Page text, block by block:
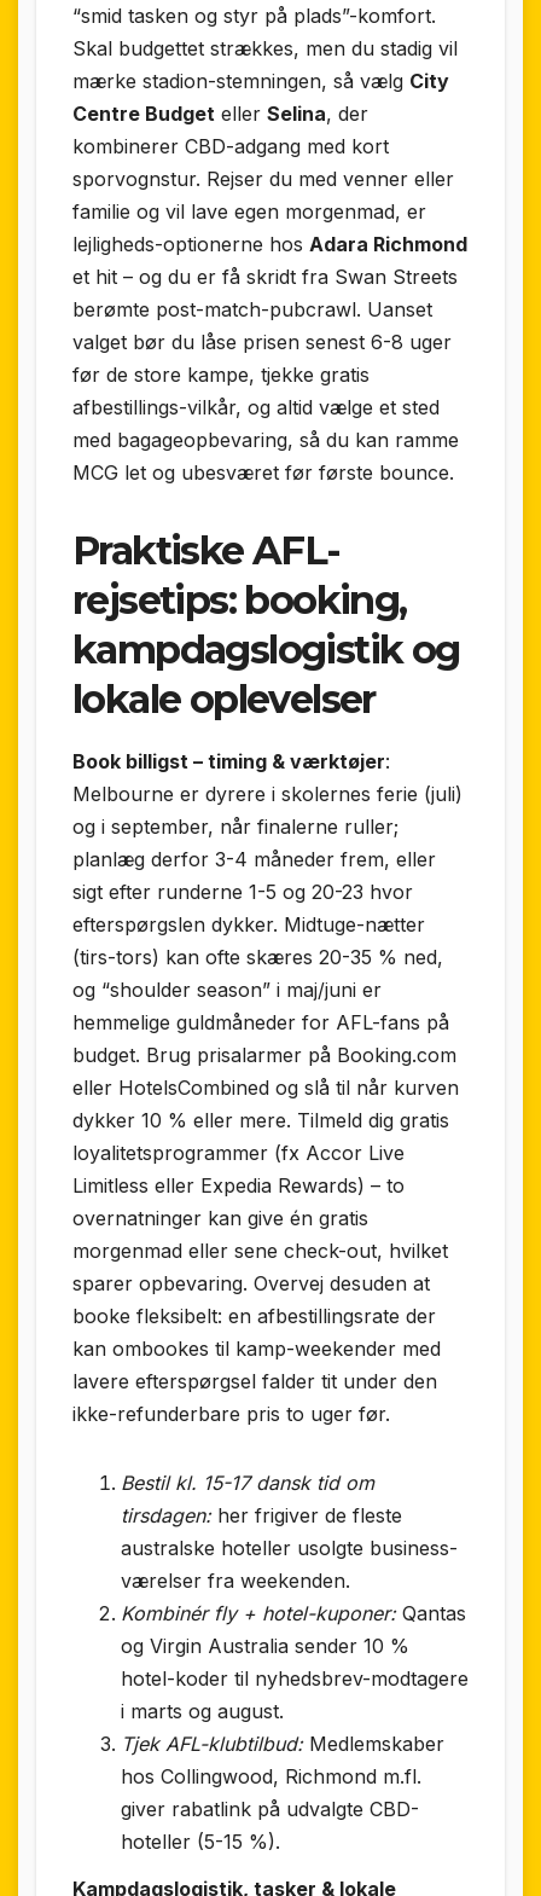
“smid tasken og styr på plads”-komfort.
Skal budgettet strækkes, men du stadig vil
mærke stadion-stemningen, så vælg City
Centre Budget eller Selina, der
kombinerer CBD-adgang med kort
sporvognstur. Rejser du med venner eller
familie og vil lave egen morgenmad, er
lejligheds-optionerne hos Adara Richmond
et hit – og du er få skridt fra Swan Streets
berømte post-match-pubcrawl. Uanset
valget bør du låse prisen senest 6-8 uger
før de store kampe, tjekke gratis
afbestillings-vilkår, og altid vælge et sted
med bagageopbevaring, så du kan ramme
MCG let og ubesværet før første bounce.
Praktiske AFL-
rejsetips: booking,
kampdagslogistik og
lokale oplevelser
Book billigst – timing & værktøjer:
Melbourne er dyrere i skolernes ferie (juli)
og i september, når finalerne ruller;
planlæg derfor 3-4 måneder frem, eller
sigt efter runderne 1-5 og 20-23 hvor
efterspørgslen dykker. Midtuge-nætter
(tirs-tors) kan ofte skæres 20-35 % ned,
og “shoulder season” i maj/juni er
hemmelige guldmåneder for AFL-fans på
budget. Brug prisalarmer på Booking.com
eller HotelsCombined og slå til når kurven
dykker 10 % eller mere. Tilmeld dig gratis
loyalitets­programmer (fx Accor Live
Limitless eller Expedia Rewards) – to
overnatninger kan give én gratis
morgenmad eller sene check-out, hvilket
sparer opbevaring. Overvej desuden at
booke fleksibelt: en afbestillings­rate der
kan ombookes til kamp-weekender med
lavere efterspørgsel falder tit under den
ikke-refunderbare pris to uger før.
Bestil kl. 15-17 dansk tid om
tirsdagen:her frigiver de fleste
australske hoteller usolgte business-
værelser fra weekenden.
Kombinér fly + hotel-kuponer:Qantas
og Virgin Australia sender 10 %
hotel-koder til nyhedsbrev-modtagere
i marts og august.
Tjek AFL-klubtilbud:Medlemskaber
hos Collingwood, Richmond m.fl.
giver rabat­link på udvalgte CBD-
hoteller (5-15 %).
Kampdags­logistik, tasker & lokale